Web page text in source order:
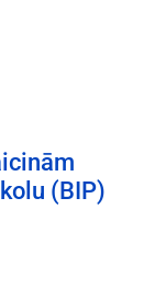
(BIP)